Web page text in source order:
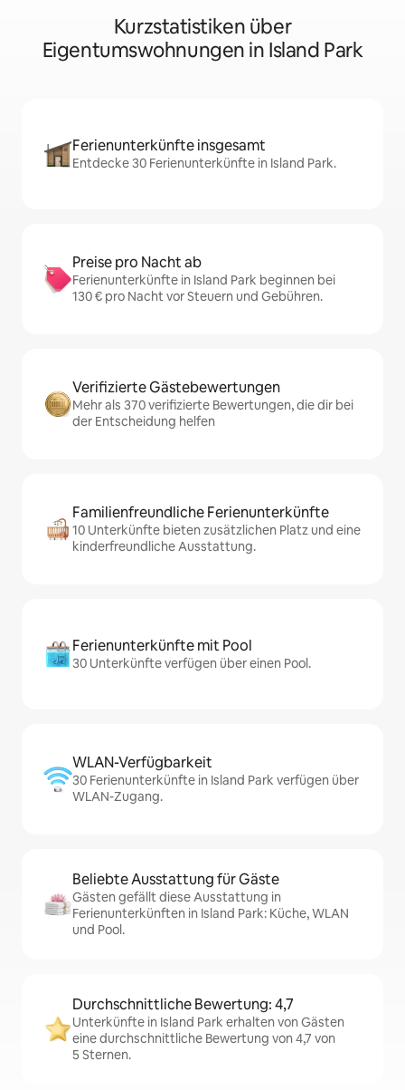
Kurzstatistiken über
Eigentumswohnungen in Island Park
Ferienunterkünfte insgesamt
Entdecke 30 Ferienunterkünfte in Island Park.
Preise pro Nacht ab
Ferienunterkünfte in Island Park beginnen bei
130 € pro Nacht vor Steuern und Gebühren.
Verifizierte Gästebewertungen
Mehr als 370 verifizierte Bewertungen, die dir bei
der Entscheidung helfen
Familienfreundliche Ferienunterkünfte
10 Unterkünfte bieten zusätzlichen Platz und eine
kinderfreundliche Ausstattung.
Ferienunterkünfte mit Pool
30 Unterkünfte verfügen über einen Pool.
WLAN-Verfügbarkeit
30 Ferienunterkünfte in Island Park verfügen über
WLAN-Zugang.
Beliebte Ausstattung für Gäste
Gästen gefällt diese Ausstattung in
Ferienunterkünften in Island Park: Küche, WLAN
und Pool.
Durchschnittliche Bewertung: 4,7
Unterkünfte in Island Park erhalten von Gästen
eine durchschnittliche Bewertung von 4,7 von
5 Sternen.